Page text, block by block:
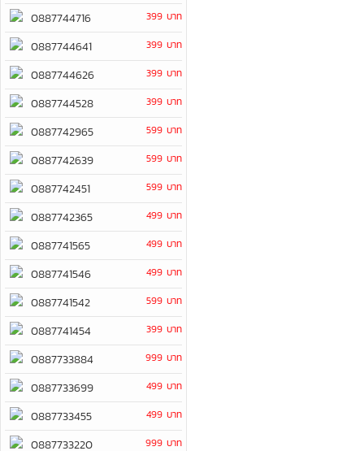
0887744716 399 บาท
0887744641 399 บาท
0887744626 399 บาท
0887744528 399 บาท
0887742965 599 บาท
0887742639 599 บาท
0887742451 599 บาท
0887742365 499 บาท
0887741565 499 บาท
0887741546 499 บาท
0887741542 599 บาท
0887741454 399 บาท
0887733884 999 บาท
0887733699 499 บาท
0887733455 499 บาท
0887733220 999 บาท